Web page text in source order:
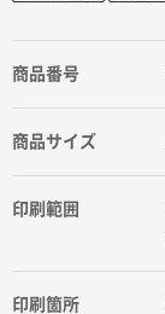
商品番号
商品サイズ
印刷範囲
印刷箇所